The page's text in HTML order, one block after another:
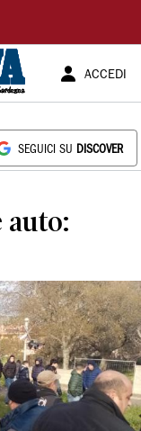
ACCEDI
SEGUICI SU DISCOVER
auto: